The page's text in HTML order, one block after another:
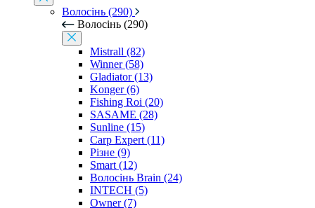
Волосінь (290)
Волосінь (290)
Mistrall (82)
Winner (58)
Gladiator (13)
Konger (6)
Fishing Roi (20)
SASAME (28)
Sunline (15)
Carp Expert (11)
Різне (9)
Smart (12)
Волосінь Brain (24)
INTECH (5)
Owner (7)